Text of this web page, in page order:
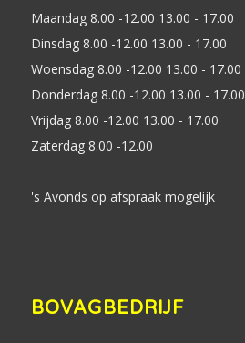
Maandag 8.00 -12.00 13.00 - 17.00
Dinsdag 8.00 -12.00 13.00 - 17.00
Woensdag 8.00 -12.00 13.00 - 17.00
Donderdag 8.00 -12.00 13.00 - 17.00
Vrijdag 8.00 -12.00 13.00 - 17.00
Zaterdag 8.00 -12.00
's Avonds op afspraak mogelijk
BOVAGBEDRIJF